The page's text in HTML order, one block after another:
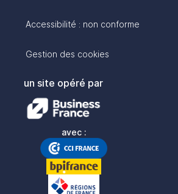
Accessibilité : non conforme
Gestion des cookies
un site opéré par
avec :